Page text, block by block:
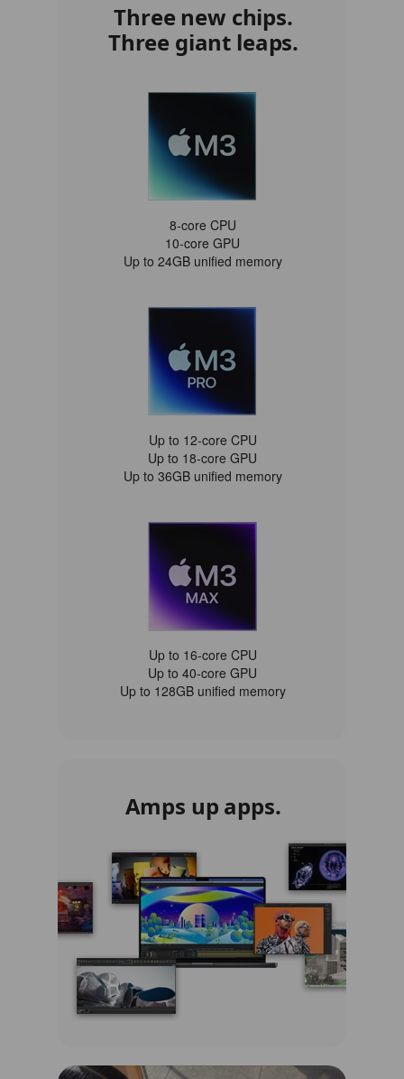
Three new chips.
Three giant leaps.
8‑core CPU
10‑core GPU
Up to 24GB unified memory
Up to 12‑core CPU
Up to 18‑core GPU
Up to 36GB unified memory
Up to 16‑core CPU
Up to 40‑core GPU
Up to 128GB unified memory
Amps up apps.